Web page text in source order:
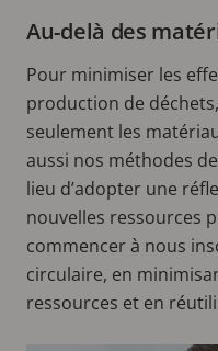
Au-delà des
Pour minimiser les
production de
seulement les
aussi nos méthodes
lieu d’adopter une
nouvelles ressources
commencer à nous
circulaire, en
ressources et en